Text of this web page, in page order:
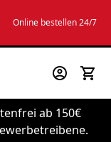
Online bestellen 24/7
ab 150€